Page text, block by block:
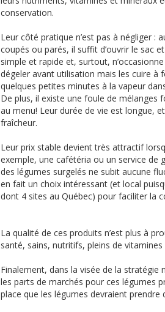
conservation.
Leur côté pratique n’est pas à négliger :
coupés ou parés, il suffit d’ouvrir le sac
simple et rapide et, surtout,
dégeler avant utilisation mais les cuire à
quelques petites minutes à la vapeur
De plus, il existe une foule de
au menu! Leur durée de vie est longue,
fraîcheur.
Leur prix stable devient très attractif
exemple, une cafétéria ou un service de
des légumes surgelés ne subit aucune
en fait un choix intéressant (et local
dont 4 sites au Québec) pour faciliter la
La qualité de ces produits n’est plus à
santé, sains, nutritifs, pleins de
Finalement, dans la visée de la stratégie
les parts de marchés pour ces légumes
place que les légumes devraient prendre